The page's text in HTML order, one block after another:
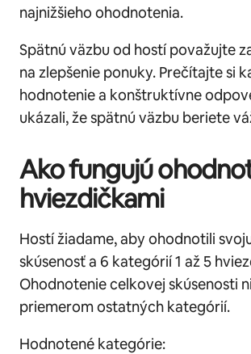
najnižšieho ohodnotenia.
Spätnú väzbu od hostí považujte
na zlepšenie ponuky. Prečítajte si
hodnotenie a konštruktívne
ukázali, že spätnú väzbu beriete
Ako fungujú
hviezdičkami
Hostí žiadame, aby ohodnotili
skúsenosť a 6 kategórií 1 až 5
Ohodnotenie celkovej skúsenosti
priemerom ostatných kategórií.
Hodnotené kategórie: